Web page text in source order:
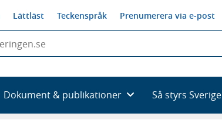
Lättläst Teckenspråk Prenumerera via e-post
Dokument & publikationer Så styrs Sverige